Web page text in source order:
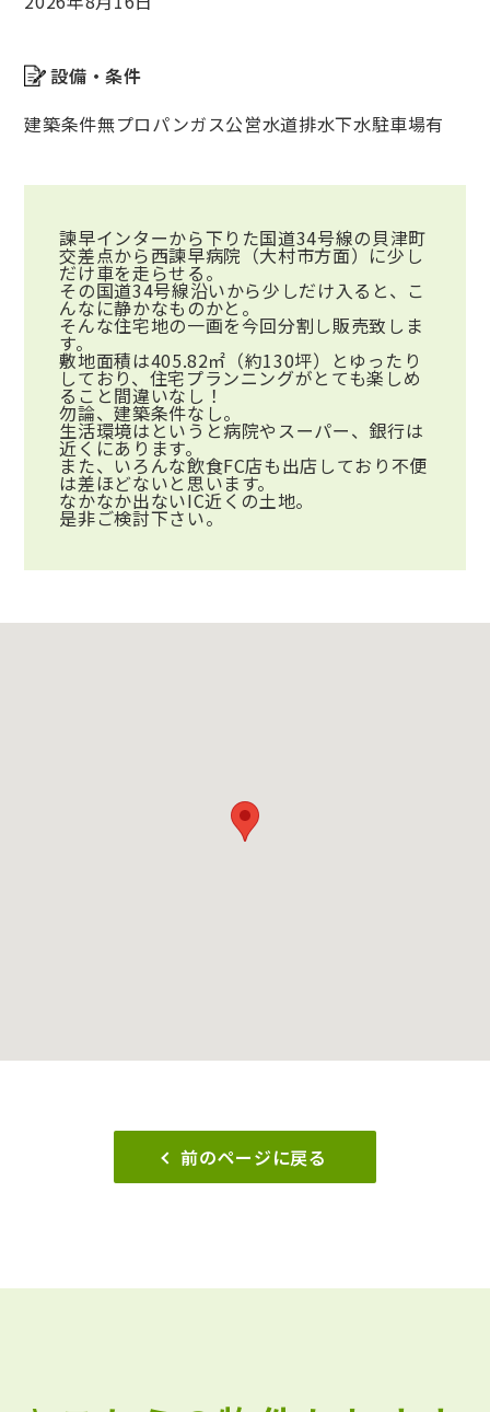
設備・条件
建築条件無プロパンガス公営水道排水下水駐車場有
諫早インターから下りた国道34号線の貝津町
交差点から西諫早病院（大村市方面）に少し
だけ車を走らせる。
その国道34号線沿いから少しだけ入ると、こ
んなに静かなものかと。
そんな住宅地の一画を今回分割し販売致しま
す。
敷地面積は405.82㎡（約130坪）とゆったり
しており、住宅プランニングがとても楽しめ
ること間違いなし！
勿論、建築条件なし。
生活環境はというと病院やスーパー、銀行は
近くにあります。
また、いろんな飲食FC店も出店しており不便
は差ほどないと思います。
なかなか出ないIC近くの土地。
是非ご検討下さい。
前のページに戻る